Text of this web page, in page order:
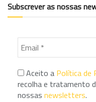
Subscrever as nossas
Aceito a Política de
recolha e tratamento
nossas newsletters.